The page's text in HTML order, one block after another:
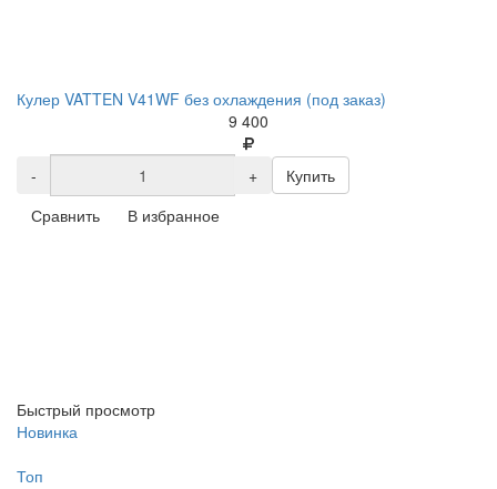
Кулер VATTEN V41WF без охлаждения (под заказ)
9 400
- +
Купить
Сравнить
В избранное
Быстрый просмотр
Новинка
Топ